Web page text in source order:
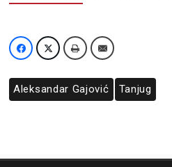
Aleksandar Gajović Tanjug